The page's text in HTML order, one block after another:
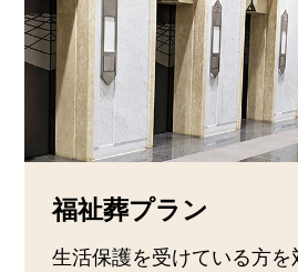
福祉葬プラン
生活保護を受けている方